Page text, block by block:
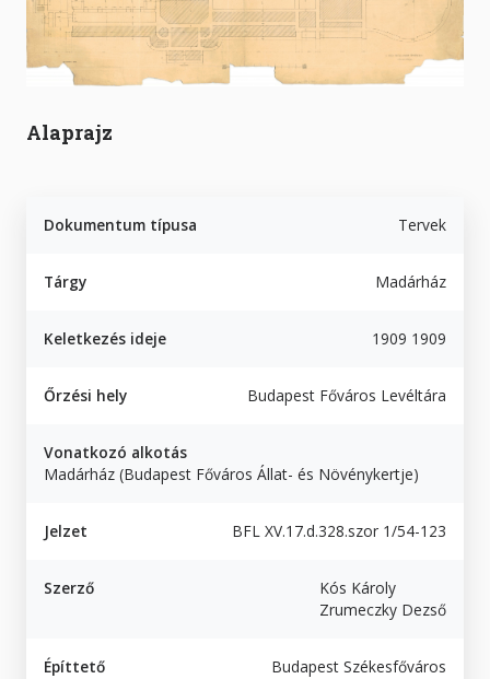
Alaprajz
Dokumentum típusa Tervek
Tárgy Madárház
Keletkezés ideje 1909 1909
Őrzési hely Budapest Főváros Levéltára
Vonatkozó alkotás
Madárház (Budapest Főváros Állat- és Növénykertje)
Jelzet BFL XV.17.d.328.szor 1/54-123
Szerző
Kós Károly
Zrumeczky Dezső
Építtető Budapest Székesfőváros